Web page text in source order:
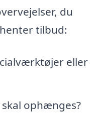
du
tilbud:
eller
ophænges?